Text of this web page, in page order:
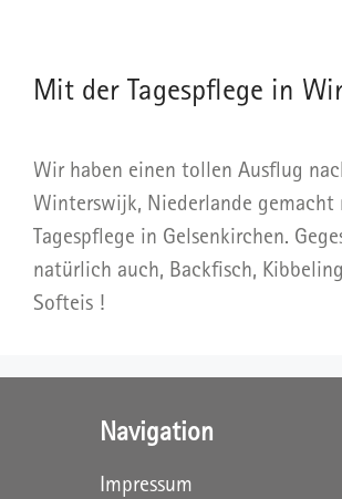
Mit der Tagespflege in
Wir haben einen tollen Ausflug
Winterswijk, Niederlande gemacht
Tagespflege in Gelsenkirchen.
natürlich auch, Backfisch,
Softeis !
Navigation
Impressum